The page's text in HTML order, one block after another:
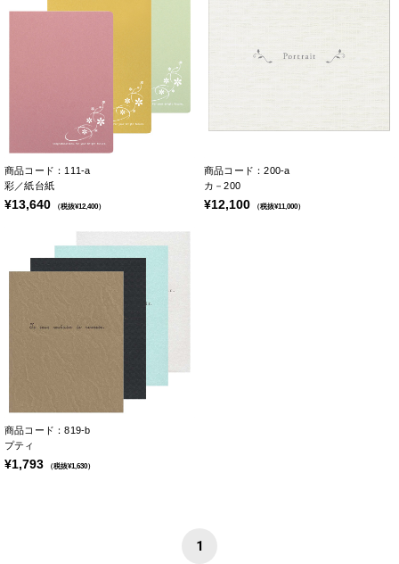
商品コード：111-a
彩／紙台紙
¥13,640 （税抜¥12,400）
商品コード：200-a
カ－200
¥12,100 （税抜¥11,000）
商品コード：819-b
プティ
¥1,793 （税抜¥1,630）
1